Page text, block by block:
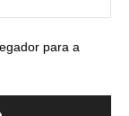
para a